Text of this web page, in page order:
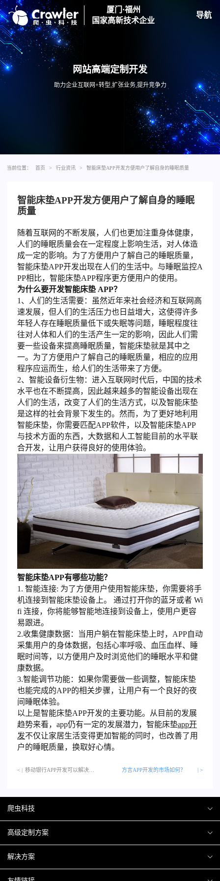
厦门·福州
国家高新技术企业
导航
网站高端定制开发
助力企业互联网+转型,扩张业务,提升竞争力
当前位置： 首页 > 行业资讯 > 智能床垫APP开发方便用户了解自身的睡眠质量
智能床垫APP开发方便用户了解自身的睡眠
质量
随着互联网的不断发展，人们也更加注重身体健康，
人们的睡眠质量会在一定程度上影响生活，对人体造
成一定的影响。为了方便用户了解自己的睡眠质量，
智能床垫APP开发出现在人们的生活中。与睡眠监控A
PP相比，智能床垫APP程序更方便用户的使用。
为什么要开发智能床垫 APP？
1、人们的生活需要：虽然近年来社会经济和互联网高
速发展，但人们的生活压力也日益增大，这使得许多
年轻人存在睡眠质量低下或失眠等问题，睡眠程度往
往对人体和人们的生活产生一定的影响，因此人们需
要一些设备来提高睡眠质量，智能床垫就是其中之
一。为了方便用户了解自己的睡眠质量，相应的应用
程序应运而生，给人们的生活带来了方便。
2、智能设备衍生物：进入互联网时代后，中国的技术
水平也在不断提高，因此越来越多的智能设备出现在
人们的生活，改变了人们的生活方式，以及智能床垫
是这样的社会背景下发生的。然而，为了更好地利用
智能床垫，你需要匹配APP软件，以及智能床垫APP
与技术方面的东西，大数据和人工智能目前的水平联
合开发，让用户获得良好的使用体验。
智能床垫APP有哪些功能？
1. 智能连接: 为了方便用户使用智能床垫，你需要将手
机连接到智能床垫设备上。 通过打开你的蓝牙或者 Wi
fi 连接，你将能够智能地连接到设备上，使用户更容
易跟进。
2.收集健康数据：当用户躺在智能床垫上时，APP自动
采集用户的身体数据，包括心率呼吸、血压血样、睡
眠时间等，以方便用户及时浏览他们的睡眠水平和健
康数据。
3.智能调节功能：如果你需要做一些调整，智能床垫
也能完成的APP的相关步骤，让用户有一个良好的夜
间睡眠体验。
以上是智能床垫APP开发的主要功能。从目前的发展
趋势来看，app仍有一定的发展潜力，智能床垫app开
发不仅让家居生活变得更加智能的同时，也改善了用
户的睡眠质量，换取好心情。
< | 方言APP开发的市场如何？ | >
爬虫科技
爬虫案例
关于爬虫
高级定制方案
H5互动营销
微信小程序
解决方案